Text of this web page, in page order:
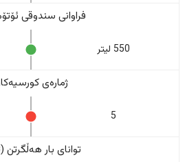
فراوانی سندوقی
550 لیتر
ژمارەی
5
تواناى بار